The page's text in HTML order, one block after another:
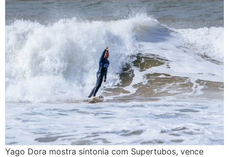
Yago Dora mostra sintonia com Supertubos, vence